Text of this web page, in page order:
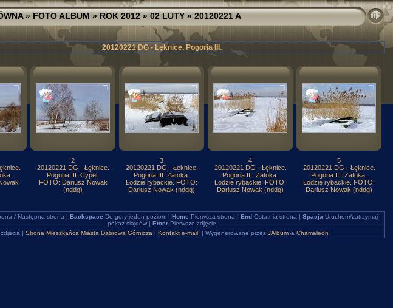
»FOTO ALBUM»ROK 2012»02 LUTY» 20120221 A
20120221 DG - Łęknice. Pogoria III.
2
20120221 DG - Łęknice.
Pogoria III. Cypel.
FOTO: Dariusz Nowak
(nddg)
3
20120221 DG - Łęknice.
Pogoria III. Zatoka.
Łodzie rybackie. FOTO:
Dariusz Nowak (nddg)
4
20120221 DG - Łęknice.
Pogoria III. Zatoka.
Łodzie rybackie. FOTO:
Dariusz Nowak (nddg)
5
20120221 DG - Łęknice.
Pogoria III. Zatoka.
Łodzie rybackie. FOTO:
Dariusz Nowak (nddg)
/ Następna strona | Backspace Do góry jeden poziom | Home Pierwsza strona | EndOstatnia strona | Spacja Uruchom/zatrzymaj
pokaz slajdów | EnterPierwsze zdjęcie
| Strona Mieszkańca Miasta Dąbrowa Górnicza | Kontakt e-mail: | Wygenerowane przez JAlbum& Chameleon